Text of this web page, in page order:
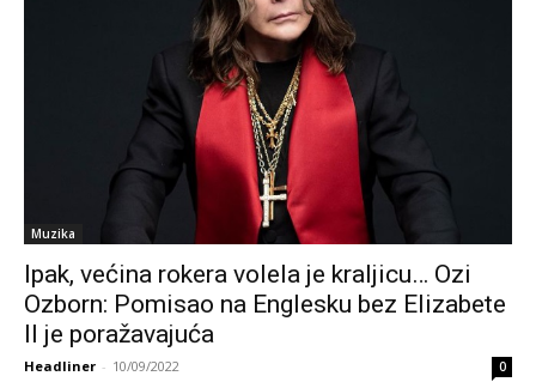
Muzika
Ipak, većina rokera volela je kraljicu… Ozi
Ozborn: Pomisao na Englesku bez Elizabete
II je poražavajuća
Headliner - 10/09/2022 0